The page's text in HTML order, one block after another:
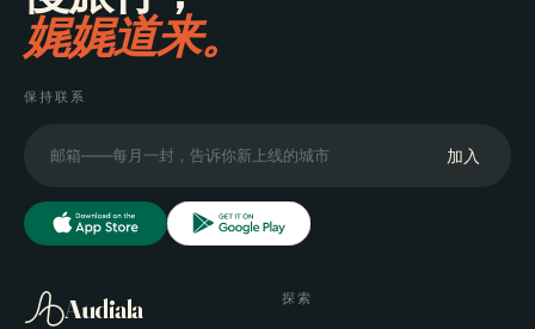
娓娓道来。
保持联系
加入
Audiala 探索